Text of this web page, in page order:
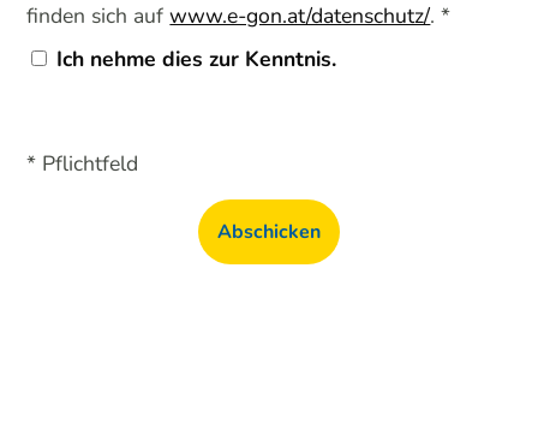
finden sich aufwww.e-gon.at/datenschutz/. *
Ich nehme dies zur Kenntnis.
* Pflichtfeld
Abschicken